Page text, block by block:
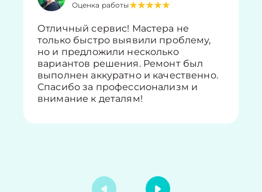
Оценка работы
Отличный сервис! Мастера не
только быстро выявили проблему,
но и предложили несколько
вариантов решения. Ремонт был
выполнен аккуратно и качественно.
Спасибо за профессионализм и
внимание к деталям!